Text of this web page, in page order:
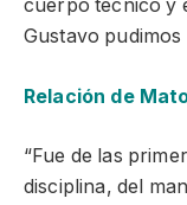
cuerpo técnico y
Gustavo
Relación de
“Fue de las
disciplina, del